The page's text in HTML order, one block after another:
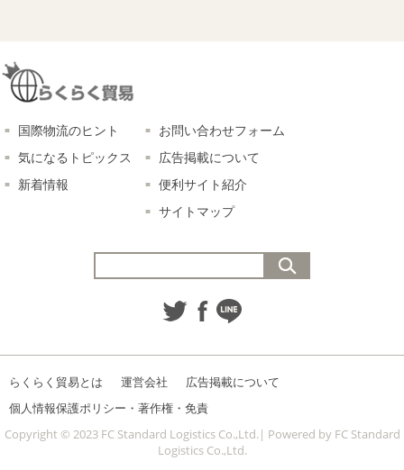
国際物流のヒント
気になるトピックス
新着情報
お問い合わせフォーム
広告掲載について
便利サイト紹介
サイトマップ
らくらく貿易とは 運営会社
広告掲載について
個人情報保護ポリシー・著作権・免責
Copyright © 2023 FC Standard Logistics Co.,Ltd.| Powered by FC Standard
Logistics Co.,Ltd.